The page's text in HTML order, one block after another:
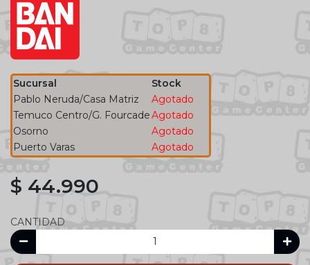
Sucursal
Stock
Pablo Neruda/Casa Matriz
Agotado
Temuco Centro/G. FourcadeAgotado
Osorno
Agotado
Puerto Varas
Agotado
$ 44.990
CANTIDAD